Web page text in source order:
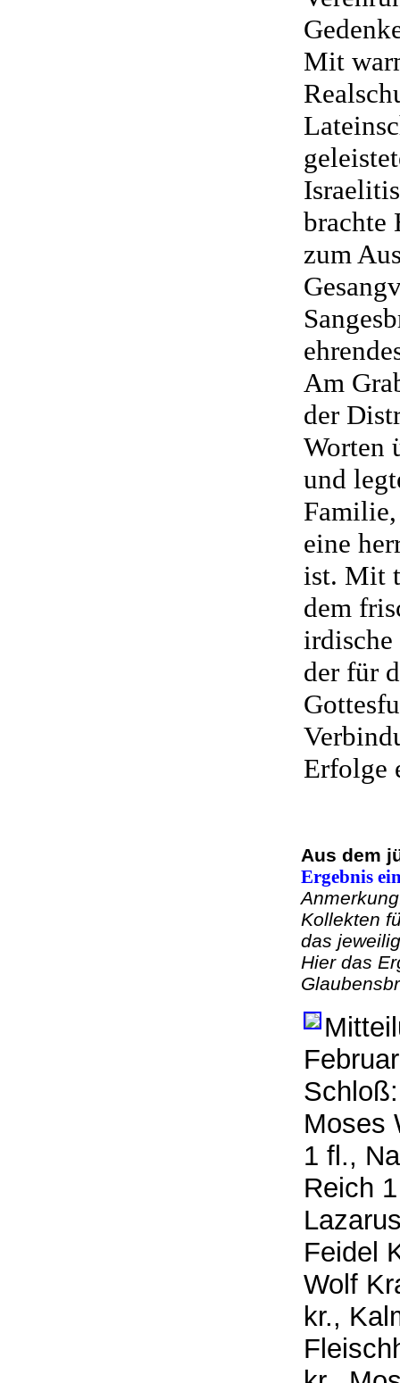
Mit
brachte
zum
Am
der
Worten
und
eine
ist. Mit
dem
irdische
der für
Erfolge
Aus dem
Ergebnis
Kollekten
das
Hier das
Moses
1 fl.,
Reich
Feidel
Wolf
kr.,